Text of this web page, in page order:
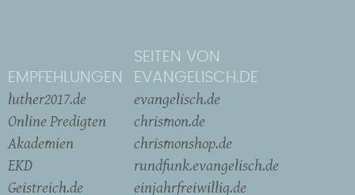
EMPFEHLUNGEN
luther2017.de
Online Predigten
Akademien
EKD
Geistreich.de
SEITEN VON
EVANGELISCH.DE
evangelisch.de
chrismon.de
chrismonshop.de
rundfunk.evangelisch.de
einjahrfreiwillig.de